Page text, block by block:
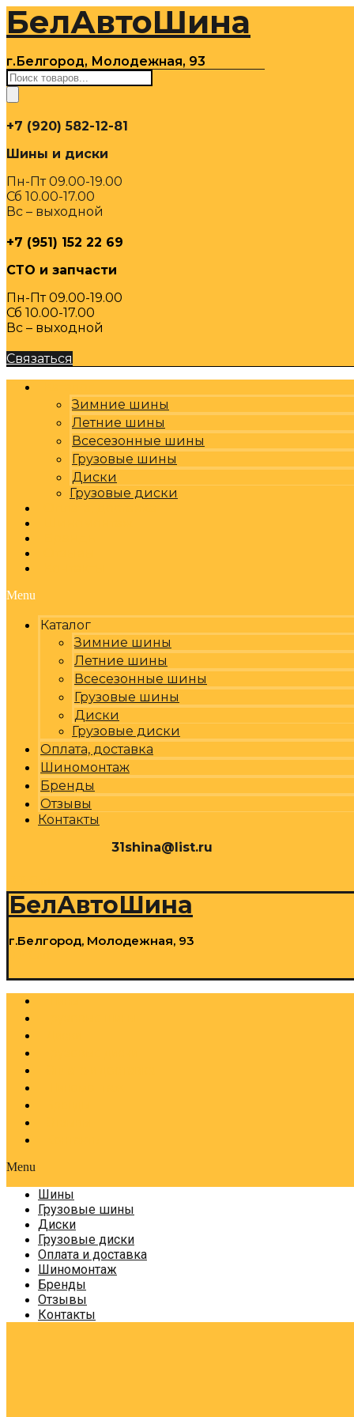
Перейти
содержимому
БелАвтоШина
г.Белгород, Молодежная, 93
Поиск
товаров
+7 (920) 582-12-81
Шины и диски
Пн-Пт 09.00-19.00
Сб 10.00-17.00
Вс – выходной
+7 (951) 152 22 69
СТО и запчасти
Пн-Пт 09.00-19.00
Сб 10.00-17.00
Вс – выходной
Связаться
Зимние шины
Летние шины
Всесезонные шины
Грузовые шины
Диски
Грузовые диски
Menu
Каталог
Зимние шины
Летние шины
Всесезонные шины
Грузовые шины
Диски
Грузовые диски
Оплата, доставка
Шиномонтаж
Бренды
Отзывы
Контакты
31shina@list.ru
БелАвтоШина
г.Белгород, Молодежная, 93
Menu
Шины
Грузовые шины
Диски
Грузовые диски
Оплата и доставка
Шиномонтаж
Бренды
Отзывы
Контакты